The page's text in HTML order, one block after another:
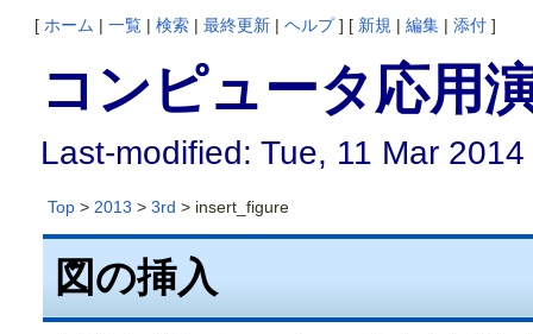
[ ホーム | 一覧 | 検索 | 最終更新 | ヘルプ] [ 新規 | 編集 | 添付 ]
コンピュータ応用
Last-modified: Tue, 11 Mar
Top> 2013 > 3rd > insert_figure
図の挿入